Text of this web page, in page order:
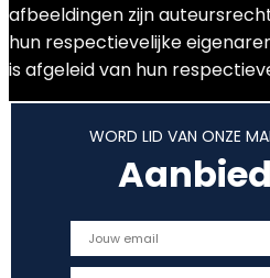
afbeeldingen zijn
hun respectievelijke
is afgeleid van hun
WORD LID VAN ONZE